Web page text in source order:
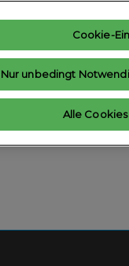
Interesse
Hilfe
Cookie-
Nur unbedingt
Alle